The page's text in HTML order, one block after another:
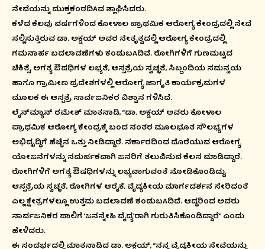
ಸೇವೆಯನ್ನು ಮುಕ್ತಕಂಠದಿAದ ಶ್ಲಾಘಿಸಿದರು.
ಕಳೆದ ಕೆಲವು ವರ್ಷಗಳಿಂದ ಕೋಳಾಲ ಪ್ರಾಥಮಿಕ ಆರೋಗ್ಯ ಕೇಂದ್ರದಲ್ಲಿ ಸೇವೆ
ಸಲ್ಲಿಸುತ್ತಿರುವ ಡಾ. ಅಕ್ಷಯ್ ಅವರ ನೇತೃತ್ವದಲ್ಲಿ ಆರೋಗ್ಯ ಕೇಂದ್ರದಲ್ಲಿ
ಗಮನಾರ್ಹ ಬದಲಾವಣೆಗಳು ಕಂಡುಬAದಿವೆ. ರೋಗಿಗಳಿಗೆ ಗುಣಮಟ್ಟದ
ಚಿಕಿತ್ಸೆ, ಅಗತ್ಯ ಔಷಧಿಗಳ ಲಭ್ಯತೆ, ಆಸ್ಪತ್ರೆಯ ಸ್ವಚ್ಛತೆ, ಸಿಬ್ಬಂದಿಯ ಸಮನ್ವಯ
ಹಾಗೂ ಗ್ರಾಮೀಣ ಪ್ರದೇಶಗಳಲ್ಲಿ ಆರೋಗ್ಯ ಜಾಗೃತಿ ಕಾರ್ಯಕ್ರಮಗಳ
ಮೂಲಕ ಈ ಆಸ್ಪತ್ರೆ ಸಾರ್ವಜನಿಕರ ವಿಶ್ವಾಸ ಗಳಿಸಿದೆ.
ಲೈನ್‌ಮ್ಯಾನ್ ರಮೇಶ್ ಮಾತನಾಡಿ, “ಡಾ. ಅಕ್ಷಯ್ ಅವರು ಕೋಳಾಲ
ಪ್ರಾಥಮಿಕ ಆರೋಗ್ಯ ಕೇಂದ್ರಕ್ಕೆ ಬಂದ ನಂತರ ಮೂಲಭೂತ ಸೌಲಭ್ಯಗಳ
ಅಭಿವೃದ್ಧಿಗೆ ಹೆಚ್ಚಿನ ಒತ್ತು ನೀಡಿದ್ದಾರೆ. ಸರ್ಕಾರದಿಂದ ದೊರೆಯುವ ಆರೋಗ್ಯ
ಯೋಜನೆಗಳನ್ನು ಸಮರ್ಪಕವಾಗಿ ಜನರಿಗೆ ತಲುಪಿಸುವ ಕೆಲಸ ಮಾಡಿದ್ದಾರೆ.
ರೋಗಿಗಳಿಗೆ ಅಗತ್ಯ ಔಷಧಿಗಳನ್ನು ಲಭ್ಯವಾಗುವಂತೆ ನೋಡಿಕೊಂಡಿದ್ದು,
ಆಸ್ಪತ್ರೆಯ ಸ್ವಚ್ಛತೆ, ರೋಗಿಗಳ ಆರೈಕೆ, ವೈದ್ಯಕೀಯ ಮಾರ್ಗದರ್ಶನ ಸೇರಿದಂತೆ
ಎಲ್ಲ ಕ್ಷೇತ್ರಗಳಲ್ಲೂ ಉತ್ತಮ ಬದಲಾವಣೆ ಕಂಡುಬAದಿದೆ. ಆದ್ದರಿಂದ ಅವರು
ಸಾರ್ವಜನಿಕರ ಪಾಲಿಗೆ ‘ಜನಸ್ನೇಹಿ ವೈದ್ಯ’ರಾಗಿ ಗುರುತಿಸಿಕೊಂಡಿದ್ದಾರೆ” ಎಂದು
ಹೇಳಿದರು.
ಈ ಸಂದರ್ಭದಲ್ಲಿ ಮಾತನಾಡಿದ ಡಾ. ಅಕ್ಷಯ್, “ನನ್ನ ವೈದ್ಯಕೀಯ ಸೇವೆಯನ್ನು